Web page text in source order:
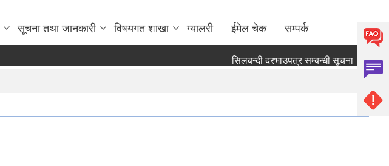
सूचना तथा जानकारी विषयगत शाखा ग्यालरी ईमेल चेक सम्पर्क
सिलबन्दी दरभाउपत्र सम्बन्धी सूचना ।